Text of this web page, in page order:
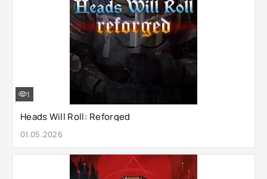
Heads Will Roll: Reforged
01.05.2026
1